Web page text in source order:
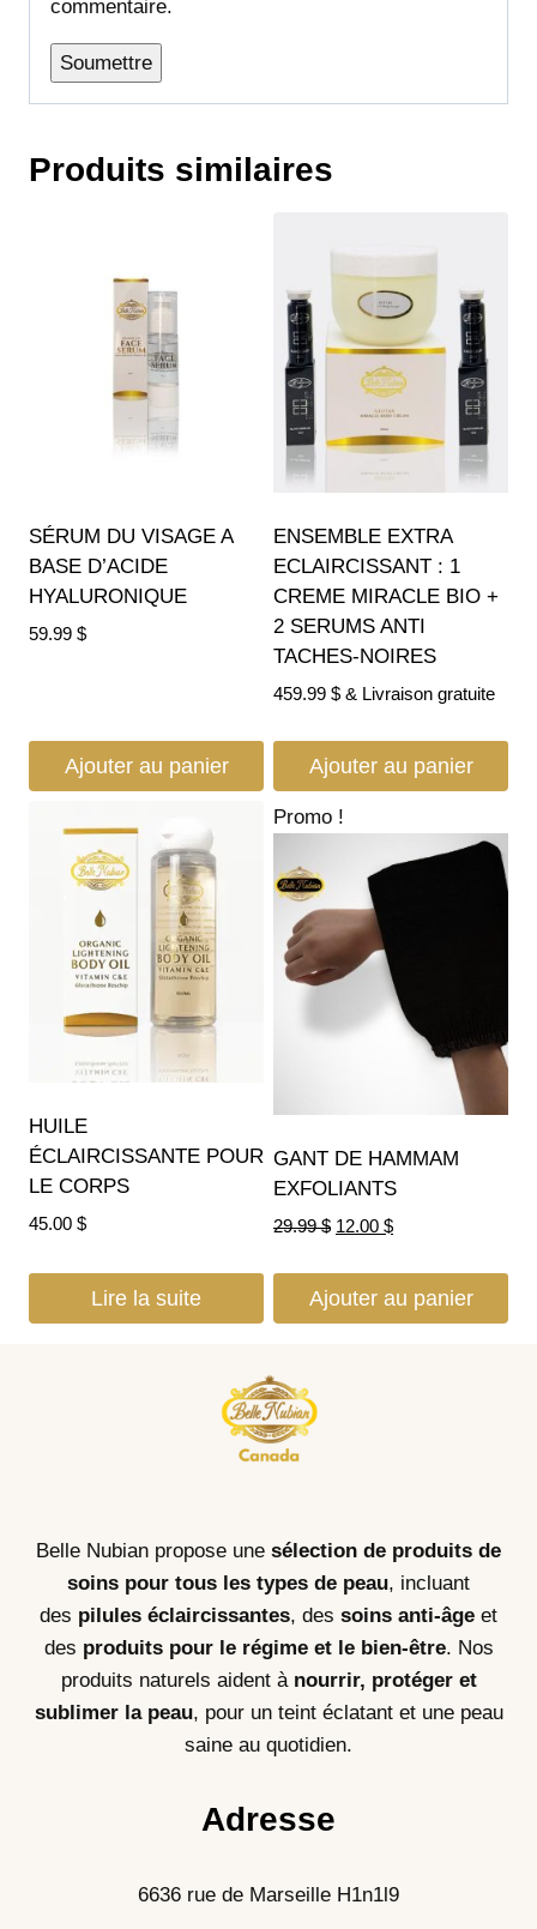
commentaire.
Produits similaires
SÉRUM DU VISAGE A
BASE D’ACIDE
HYALURONIQUE
59.99 $
Ajouter au panier
ENSEMBLE EXTRA
ECLAIRCISSANT : 1
CREME MIRACLE BIO +
2 SERUMS ANTI
TACHES-NOIRES
459.99 $ & Livraison gratuite
Ajouter au panier
HUILE
ÉCLAIRCISSANTE POUR
LE CORPS
45.00 $
Lire la suite
Promo !
GANT DE HAMMAM
EXFOLIANTS
29.99$ 12.00 $
Ajouter au panier
Belle Nubian propose une sélection de produits de
soins pour tous les types de peau, incluant
des pilules éclaircissantes, des soins anti-âge et
des produits pour le régime et le bien-être. Nos
produits naturels aident à nourrir, protéger et
sublimer la peau, pour un teint éclatant et une peau
saine au quotidien.
Adresse
6636 rue de Marseille H1n1l9